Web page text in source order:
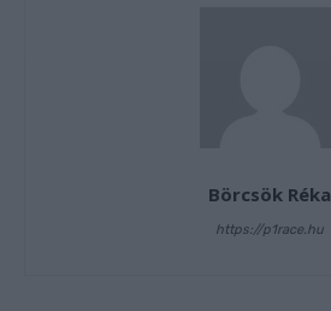
Börcsök Réka
https://p1race.hu